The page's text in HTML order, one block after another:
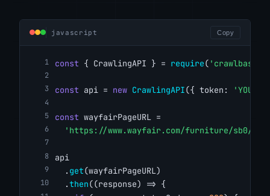
javascript Copy
const { CrawlingAPI } = require( 'crawlbase'
const api = new CrawlingAPI({ token:
const wayfairPageURL =
'https://www.wayfair.com/furniture/sb0/
api
  .
get(wayfairPageURL)
  .
then((response) => {